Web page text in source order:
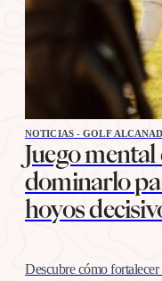
NOTICIAS - GOLF
Juego
dominarlo
hoyos
Descubre cómo